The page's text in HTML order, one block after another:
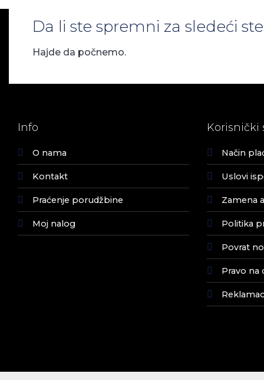
Da li ste spremni za sledeći
Hajde da počnemo.
Info
O nama
Kontakt
Praćenje porudžbine
Moj nalog
Korisnički
Način
Uslovi
Zamena
Politika
Povrat
Pravo na